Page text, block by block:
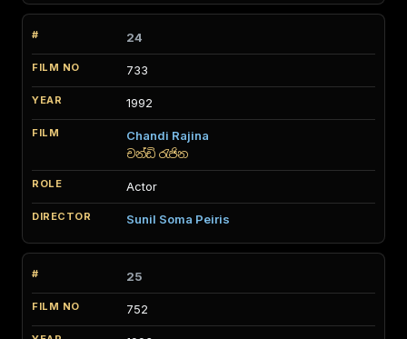
24
733
1992
Chandi Rajina
චන්ඩි රැජින
Actor
Sunil Soma Peiris
25
752